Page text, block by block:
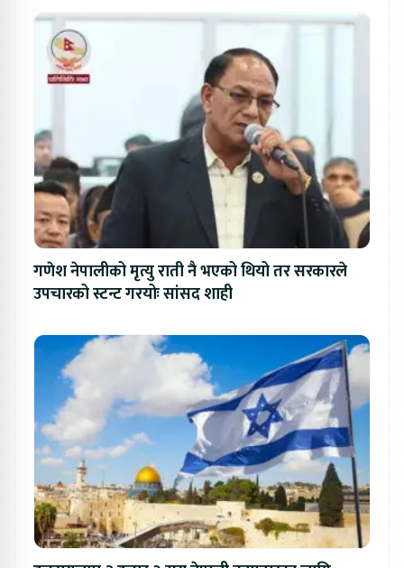
गणेश नेपालीको मृत्यु राती नै भएको थियो तर सरकारले
उपचारको स्टन्ट गरयोः सांसद शाही